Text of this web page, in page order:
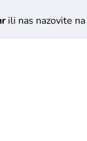
ili nas nazovite na